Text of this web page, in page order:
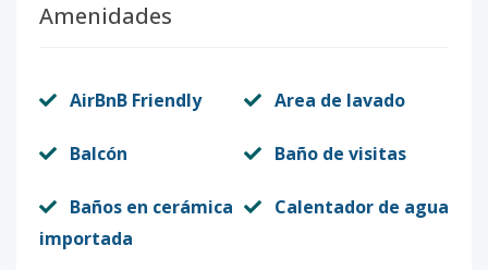
Amenidades
AirBnB Friendly Area de lavado
Balcón Baño de visitas
Baños en cerámica
importada
Calentador de agua